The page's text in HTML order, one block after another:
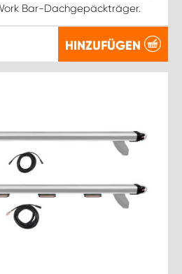
Bar-Dachgepäckträger.
HINZUFÜGEN